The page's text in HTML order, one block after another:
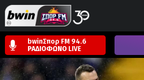
bwinΣπορ FM 94.6
ΡΑΔΙΟΦΩΝΟ LIVE